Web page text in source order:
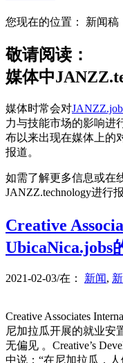
您现在的位置： 新闻稿
敬请阅读：
媒体中
媒体时常会对
力与技能市场的影响进
布以来出现在媒体上的
报道。
如需了解更多信息或在
JANZZ.technology进行
Creative
UbicaNica.jobs
2021-02-03/在： 新闻,
Creative Associates
尼加拉瓜开展的就业安
无偏见 。Creative’s
中说：“在尼加拉瓜，